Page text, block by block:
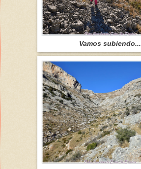
Vamos subiendo...